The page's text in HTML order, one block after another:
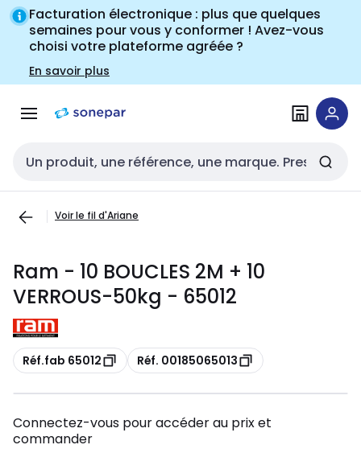
Passer à la
navigation
Passer
au
contenu
Facturation électronique : plus que quelques
semaines pour vous y conformer ! Avez-vous
choisi votre plateforme agréée ?
En savoir plus
Entrée de recherche
Voir le fil d'Ariane
Ram - 10 BOUCLES 2M + 10
VERROUS-50kg - 65012
Copie
Réf.fab 65012 Copie
Réf. 00185065013
Connectez-vous pour accéder au prix et
commander